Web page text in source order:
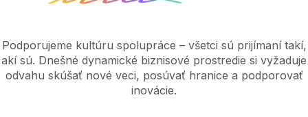
Podporujeme kultúru spolupráce – všetci sú prijímaní takí,
akí sú. Dnešné dynamické biznisové prostredie si vyžaduje
odvahu skúšať nové veci, posúvať hranice a podporovať
inovácie.